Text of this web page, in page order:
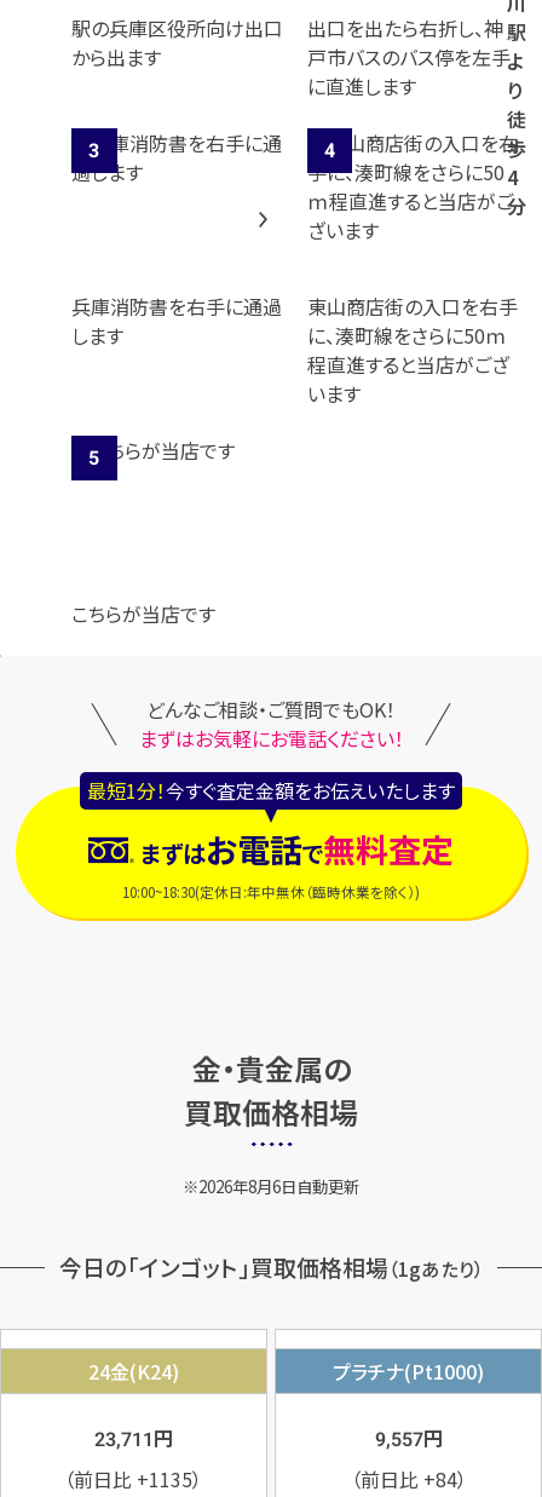
駅
よ
り
徒
歩
4
分
駅の兵庫区役所向け出口
から出ます
出口を出たら右折し、神
戸市バスのバス停を左手
に直進します
兵庫消防書を右手に通過
します
東山商店街の入口を右手
に、湊町線をさらに50ｍ
程直進すると当店がござ
います
こちらが当店です
どんなご相談・ご質問でもOK！
まずはお気軽にお電話ください！
最短1分！今すぐ査定金額をお伝えいたします
まずはお電話で無料査定
10:00~18:30(定休日:年中無休（臨時休業を除く）)
金・貴金属の
買取価格相場
2026年8月6日自動更新
今日の「インゴット」買取価格相場（1gあたり）
24金(K24)
23,711円
（前日比 +1135）
プラチナ(Pt1000)
9,557円
（前日比 +84）